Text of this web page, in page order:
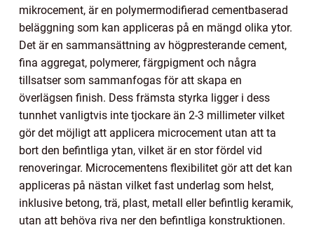
mikrocement, är en polymermodifierad cementbaserad
beläggning som kan appliceras på en mängd olika ytor.
Det är en sammansättning av högpresterande cement,
fina aggregat, polymerer, färgpigment och några
tillsatser som sammanfogas för att skapa en
överlägsen finish. Dess främsta styrka ligger i dess
tunnhet vanligtvis inte tjockare än 2-3 millimeter vilket
gör det möjligt att applicera microcement utan att ta
bort den befintliga ytan, vilket är en stor fördel vid
renoveringar. Microcementens flexibilitet gör att det kan
appliceras på nästan vilket fast underlag som helst,
inklusive betong, trä, plast, metall eller befintlig keramik,
utan att behöva riva ner den befintliga konstruktionen.